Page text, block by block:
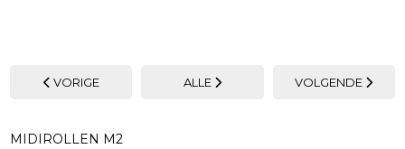
VORIGE ALLE VOLGENDE
MIDIROLLEN M2